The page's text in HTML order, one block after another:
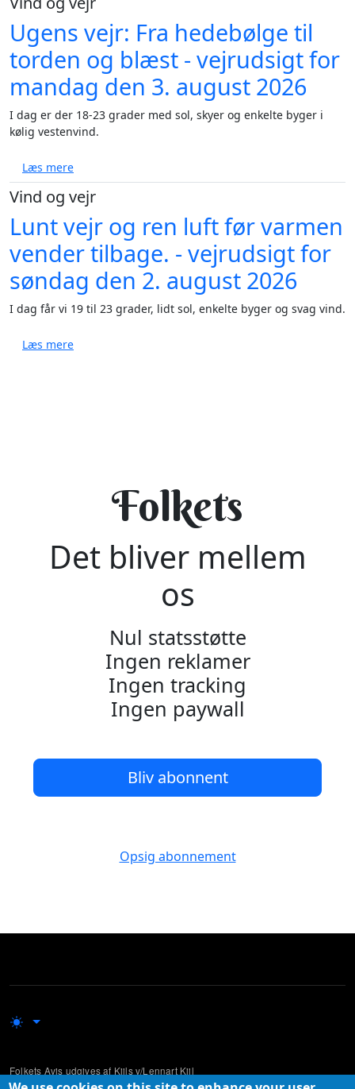
Ugens vejr: Fra hedebølge til
torden og blæst - vejrudsigt for
mandag den 3. august 2026
I dag er der 18-23 grader med sol, skyer og enkelte byger i
kølig vestenvind.
Læs mereom Ugens vejr: Fra hedebølge til torden og blæst -
Vind og vejr
Lunt vejr og ren luft før varmen
vender tilbage. - vejrudsigt for
søndag den 2. august 2026
I dag får vi 19 til 23 grader, lidt sol, enkelte byger og svag vind.
Læs mereom Lunt vejr og ren luft før varmen vender tilbage.
Folkets
Det bliver mellem
os
Nul statsstøtte
Ingen reklamer
Ingen tracking
Ingen paywall
Bliv abonnent
Opsig abonnement
Folkets Avis udgives af Kiils v/Lennart Kiil